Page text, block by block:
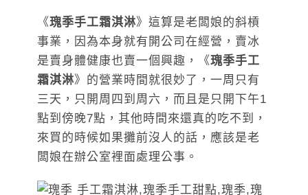
《瑰季手工霜淇淋》這算是老闆娘的斜槓
事業，因為本身就有開公司在經營，賣冰
是賣身體健康也賣一個興趣，《瑰季手工
霜淇淋》的營業時間就很妙了，一周只有
三天，只開周四到周六，而且是只開下午1
點到傍晚7點，其他時間來還真的吃不到，
來買的時候如果攤前沒人的話，應該是老
闆娘在辦公室裡面處理公事。